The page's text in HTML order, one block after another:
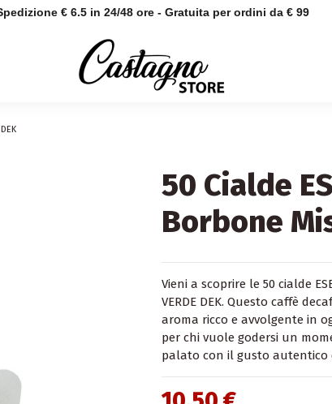
€ 6.5 in 24/48 ore - Gratuita per ordini da € 99
50 Cialde
Borbone
Vieni a scoprire le 50 cialde
VERDE DEK. Questo caffè
aroma ricco e avvolgente in
per chi vuole godersi un
palato con il gusto autentico